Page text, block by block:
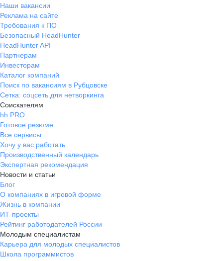
Наши вакансии
Реклама на сайте
Требования к ПО
Безопасный HeadHunter
HeadHunter API
Партнерам
Инвесторам
Каталог компаний
Поиск по вакансиям в Рубцовске
Сетка: соцсеть для нетворкинга
Соискателям
hh PRO
Готовое резюме
Все сервисы
Хочу у вас работать
Производственный календарь
Экспертная рекомендация
Новости и статьи
Блог
О компаниях в игровой форме
Жизнь в компании
ИТ-проекты
Рейтинг работодателей России
Молодым специалистам
Карьера для молодых специалистов
Школа программистов